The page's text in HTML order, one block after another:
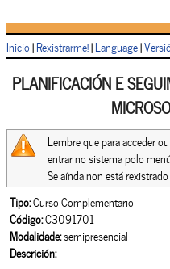
Inicio|Rexistrarme!|Language|
PLANIFICACIÓN E
Lembre que para acceder
entrar no sistema polo
Se aínda non está
Tipo:Curso Complementario
Código:C3091701
Modalidade:semipresencial
Descrición: